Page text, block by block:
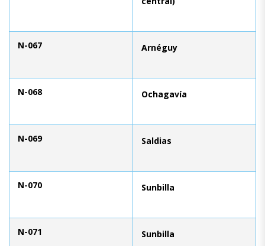
N-067 Arnéguy
N-068 Ochagavía
N-069 Saldias
N-070 Sunbilla
N-071 Sunbilla